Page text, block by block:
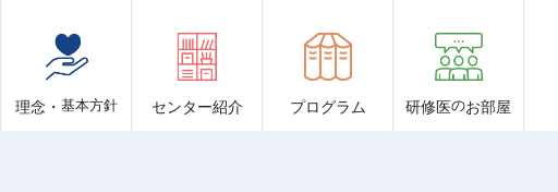
理念・ 基本方針 センター紹介 プログラム 研修医のお部屋